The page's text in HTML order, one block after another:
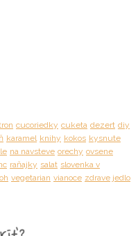
cucoriedky cuketa dezert diy
karamel knihy kokos kysnute
na navsteve orechy ovsene
raňajky salat slovenka v
vegetarian vianoce zdrave jedlo